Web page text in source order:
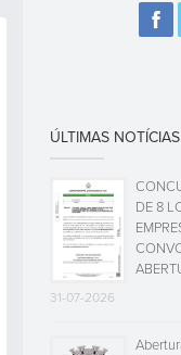
ÚLTIMAS NOTÍCIAS
DE 8
31-07-2026